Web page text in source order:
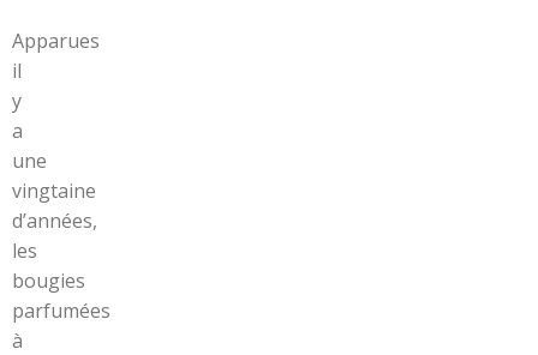
Apparues
il
y
a
une
vingtaine
d’années,
les
bougies
parfumées
à